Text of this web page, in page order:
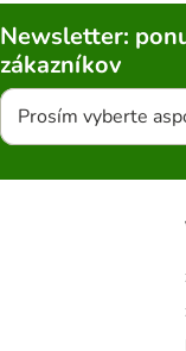
Newsletter:
zákazníkov
Prosím vyberte